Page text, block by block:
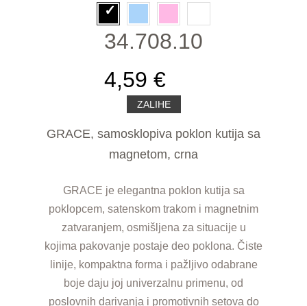
34.708.10
4,59 €
ZALIHE
GRACE, samosklopiva poklon kutija sa
magnetom, crna
GRACE je elegantna poklon kutija sa
poklopcem, satenskom trakom i magnetnim
zatvaranjem, osmišljena za situacije u
kojima pakovanje postaje deo poklona. Čiste
linije, kompaktna forma i pažljivo odabrane
boje daju joj univerzalnu primenu, od
poslovnih darivanja i promotivnih setova do